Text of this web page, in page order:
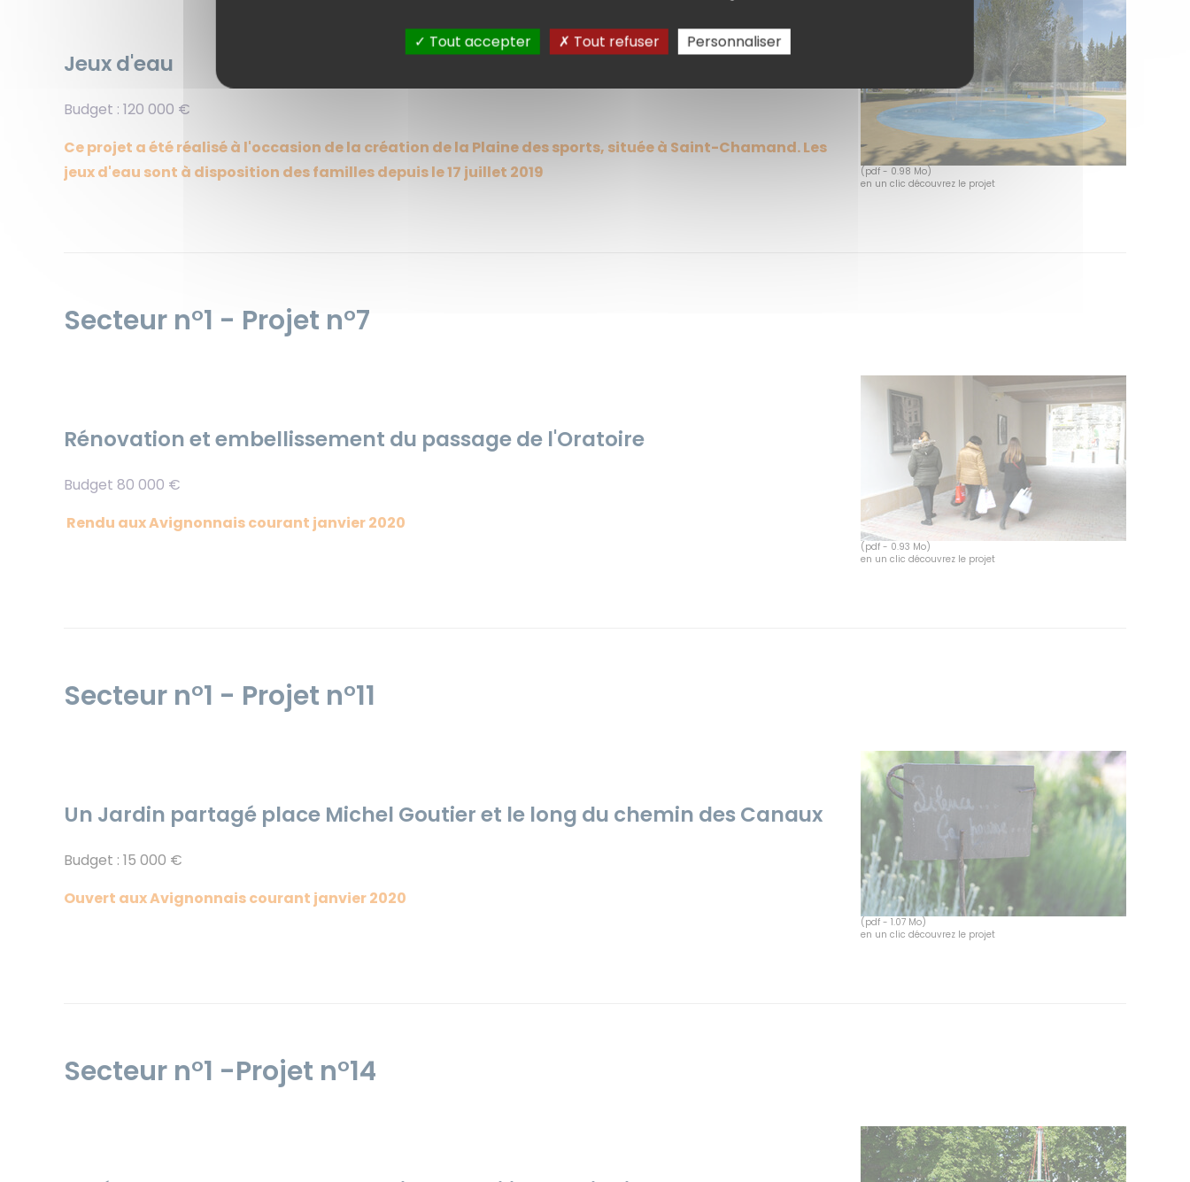
(pdf - 0.98 Mo)
en un clic découvrez le projet
Jeux d'eau
Budget : 120 000 €
Ce projet a été réalisé à l'occasion de la création de la Plaine des sports, située à Saint-Chamand. Les
jeux d'eau sont à disposition des familles depuis le 17 juillet 2019
Secteur n°1 - Projet n°7
(pdf - 0.93 Mo)
en un clic découvrez le projet
Rénovation et embellissement du passage de l'Oratoire
Budget 80 000 €
Rendu aux Avignonnais courant janvier 2020
Secteur n°1 - Projet n°11
(pdf - 1.07 Mo)
en un clic découvrez le projet
Un Jardin partagé place Michel Goutier et le long du chemin des Canaux
Budget : 15 000 €
Ouvert aux Avignonnais courant janvier 2020
Secteur n°1 -Projet n°14
Tout accepter Tout refuser Personnaliser